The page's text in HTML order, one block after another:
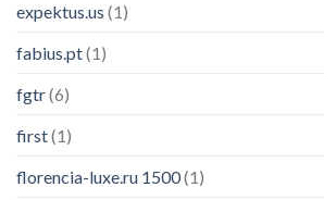
expektus.us (1)
fabius.pt(1)
fgtr(6)
first(1)
florencia-luxe.ru 1500(1)